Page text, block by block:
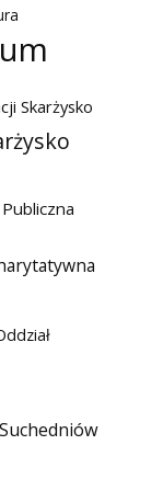
Skarżysko
Suchedniów